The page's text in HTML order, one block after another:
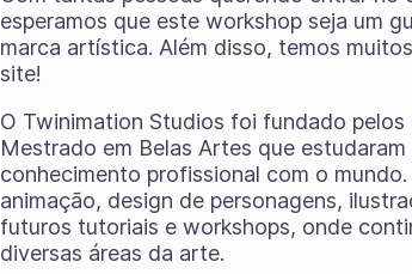
esperamos que este workshop seja um
marca artística. Além disso, temos
site!
O Twinimation Studios foi fundado
Mestrado em Belas Artes que
conhecimento profissional com o
animação, design de personagens,
futuros tutoriais e workshops, onde
diversas áreas da arte.